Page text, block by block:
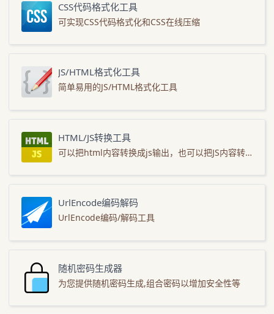
CSS代码格式化工具
可实现CSS代码格式化和CSS在线压缩
JS/HTML格式化工具
简单易用的JS/HTML格式化工具
HTML/JS转换工具
可以把html内容转换成js输出，也可以把JS内容转成HTML输出。
UrlEncode编码解码
UrlEncode编码/解码工具
随机密码生成器
为您提供随机密码生成,组合密码以增加安全性等